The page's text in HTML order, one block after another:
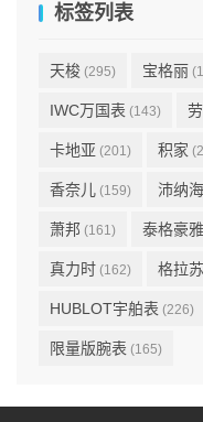
标签列表
天梭 (295) 宝格丽
IWC万国表 (143)
卡地亚 (201) 积家
香奈儿 (159) 沛纳海
萧邦 (161) 泰格豪雅
真力时 (162) 格拉
HUBLOT宇舶表 (226)
限量版腕表 (165)